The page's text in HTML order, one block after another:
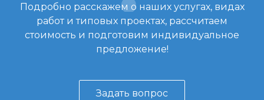
Подробно расскажем о наших услугах, видах
работ и типовых проектах, рассчитаем
стоимость и подготовим индивидуальное
предложение!
Задать вопрос